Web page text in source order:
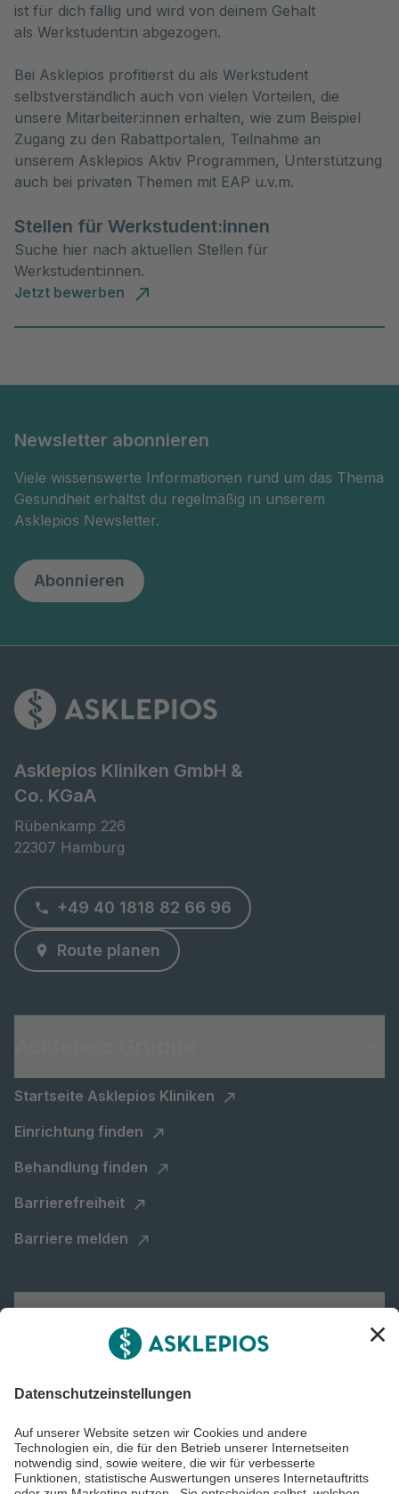
ist für dich fällig und wird von deinem Gehalt
als Werkstudent:in abgezogen.
Bei Asklepios profitierst du als Werkstudent
selbstverständlich auch von vielen Vorteilen, die
unsere Mitarbeiter:innen erhalten, wie zum Beispiel
Zugang zu den Rabattportalen, Teilnahme an
unserem Asklepios Aktiv Programmen, Unterstützung
auch bei privaten Themen mit EAP u.v.m.
Stellen für Werkstudent:innen
Suche hier nach aktuellen Stellen für
Werkstudent:innen.
Jetzt bewerben
Newsletter abonnieren
Viele wissenswerte Informationen rund um das Thema
Gesundheit erhältst du regelmäßig in unserem
Asklepios Newsletter.
Abonnieren
Asklepios Kliniken GmbH &
Co. KGaA
Rübenkamp 226
22307 Hamburg
+49 40 1818 82 66 96
Route planen
Startseite Asklepios Kliniken
Einrichtung finden
Behandlung finden
Barrierefreiheit
Barriere melden